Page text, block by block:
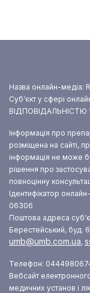
Назва онлайн-медіа:
Суб‘єкт у сфері
ВІДПОВІДАЛЬНІСТЮ
Інформація про
розміщена на сайті,
інформація не може
рішення про
повноцінну
Ідентифікатор
06306
Поштова адреса
Берестейський, буд.
umb@umb.com.ua,
Телефон:
Вебсайт
медичних установ і